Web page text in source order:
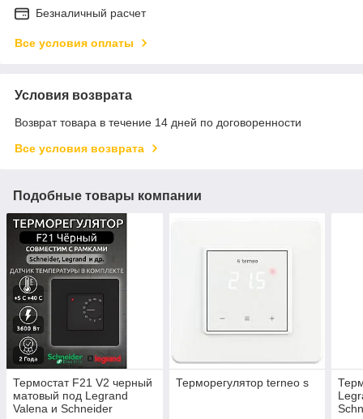
Безналичный расчет
Все условия оплаты
Условия возврата
Возврат товара в течение 14 дней по договоренности
Все условия возврата
Подобные товары компании
Термостат F21 V2 черный
матовый под Legrand
Valena и Schneider
Терморегулятор terneo s